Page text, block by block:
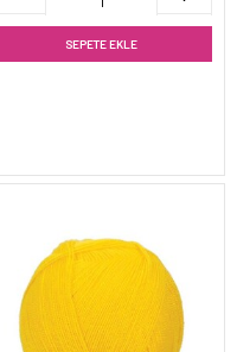
SEPETE EKLE